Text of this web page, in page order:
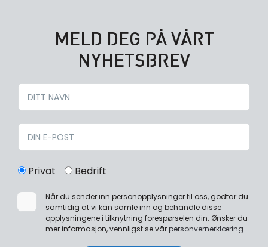
MELD DEG PÅ VÅRT
NYHETSBREV
Privat Bedrift
Når du sender inn personopplysninger til oss, godtar du
samtidig at vi kan samle inn og behandle disse
opplysningene i tilknytning forespørselen din. Ønsker du
mer informasjon, vennligst se vårpersonvernerklæring.